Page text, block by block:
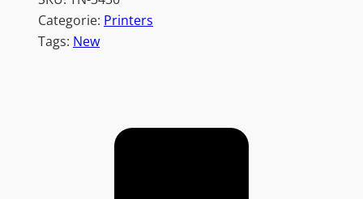
Categorie: Printers
Tags: New